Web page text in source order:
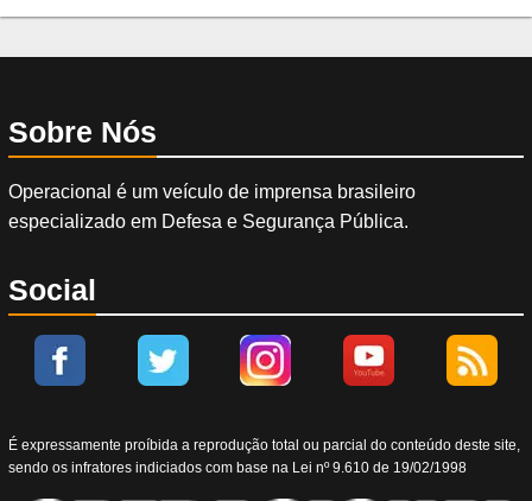
Sobre Nós
Operacional é um veículo de imprensa brasileiro
especializado em Defesa e Segurança Pública.
Social
É expressamente proíbida a reprodução total ou parcial do conteúdo deste site,
sendo os infratores indiciados com base na Lei nº 9.610 de 19/02/1998